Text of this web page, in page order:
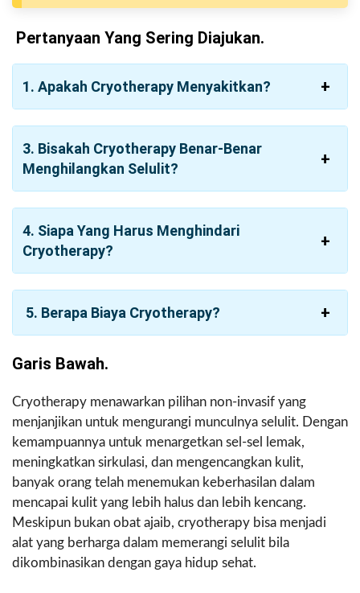
Pertanyaan Yang Sering Diajukan.
1. Apakah Cryotherapy Menyakitkan?
3. Bisakah Cryotherapy Benar-Benar
Menghilangkan Selulit?
4. Siapa Yang Harus Menghindari
Cryotherapy?
5. Berapa Biaya Cryotherapy?
Garis Bawah.
Cryotherapy menawarkan pilihan non-invasif yang
menjanjikan untuk mengurangi munculnya selulit. Dengan
kemampuannya untuk menargetkan sel-sel lemak,
meningkatkan sirkulasi, dan mengencangkan kulit,
banyak orang telah menemukan keberhasilan dalam
mencapai kulit yang lebih halus dan lebih kencang.
Meskipun bukan obat ajaib, cryotherapy bisa menjadi
alat yang berharga dalam memerangi selulit bila
dikombinasikan dengan gaya hidup sehat.